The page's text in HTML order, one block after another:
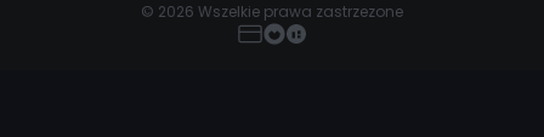
© 2026 Wszelkie prawa zastrzezone